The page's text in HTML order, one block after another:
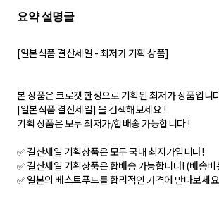
요약 설명글
[일본식품 결산세일 - 최저가 기획 상품]
본 상품은 크로켓 한정으로 기획된 최저가 상품입니
[일본식품 결산세일] 을 검색해보세요 !
기획 상품은 모두 최저가/합배송 가능합니다 !
✅ 결산세일 기획상품은 모두 국내 최저가입니다!
✅ 결산세일 기획상품은 합배송 가능합니다! (배송비
✅ 일본의 베스트푸드를 합리적인 가격에 만나보세